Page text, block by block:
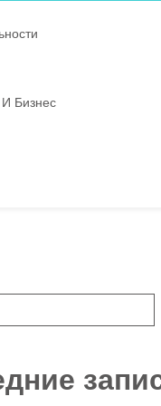
Бизнес